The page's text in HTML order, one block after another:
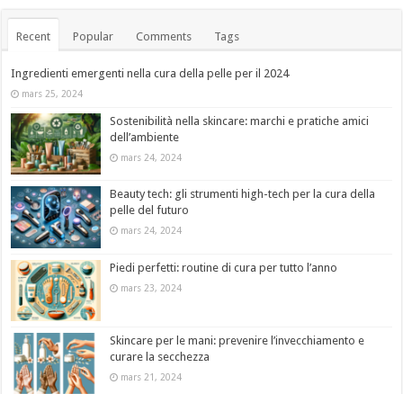
Recent Popular Comments Tags
Ingredienti emergenti nella cura della pelle per il 2024
mars 25, 2024
Sostenibilità nella skincare: marchi e pratiche amici
dell’ambiente
mars 24, 2024
Beauty tech: gli strumenti high-tech per la cura della
pelle del futuro
mars 24, 2024
Piedi perfetti: routine di cura per tutto l’anno
mars 23, 2024
Skincare per le mani: prevenire l’invecchiamento e
curare la secchezza
mars 21, 2024